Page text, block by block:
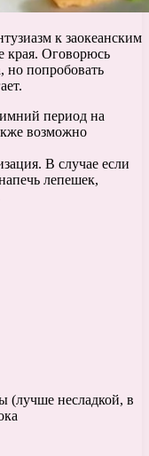
к заокеанским
края. Оговорюсь
но попробовать
период на
возможно
В случае если
лепешек,
(лучше несладкой, в